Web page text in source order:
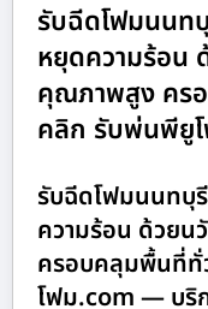
รับฉีดโฟมนนท
หยุดความร้อน
คุณภาพสูง คร
คลิก รับพ่นพียู
รับฉีดโฟมนนทบุ
ความร้อน ด้วย
ครอบคลุมพื้นที่ทั่
โฟม.com — บริ